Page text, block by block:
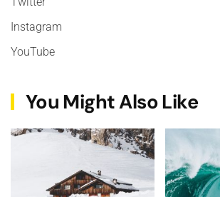
Instagram
YouTube
You Might Also Like